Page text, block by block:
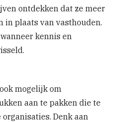
ontdekken dat ze meer
in plaats van vasthouden.
kennis en
mogelijk om
aan te pakken die te
Denk aan